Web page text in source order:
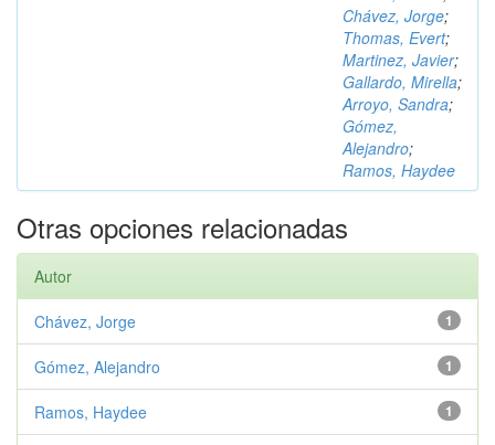
Chávez, Jorge;
Thomas, Evert;
Martinez, Javier;
Gallardo, Mirella;
Arroyo, Sandra;
Gómez,
Alejandro;
Ramos, Haydee
Otras opciones relacionadas
Autor
1
Chávez, Jorge
1
Gómez, Alejandro
1
Ramos, Haydee